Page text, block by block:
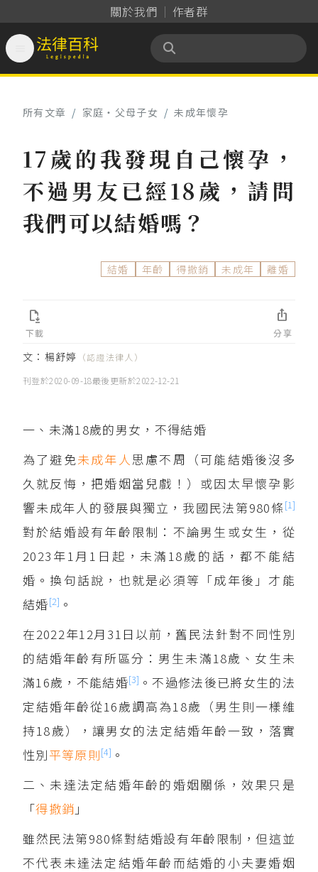
關於我們 作者群
法律百科 Legispedia
所有文章 / 家庭‧父母子女 / 未成年懷孕
17歲的我發現自己懷孕，
不過男友已經18歲，請問
我們可以結婚嗎？
結婚 年齡 得撤銷 未成年 離婚
文： 楊舒婷
（認證法律人）
刊登於2020-09-18最後更新於2022-12-21
一、未滿18歲的男女，不得結婚
為了避免未成年人 思慮不周（可能結婚後沒多
久就反悔，把婚姻當兒戲！）或因太早懷孕影
響未成年人的發展與獨立，我國民法第980條 [1]
對於結婚設有年齡限制：不論男生或女生，從
2023年1月1日起，未滿18歲的話，都不能結
婚。換句話說，也就是必須等「成年後」才能
結婚[2] 。
在2022年12月31日以前，舊民法針對不同性別
的結婚年齡有所區分：男生未滿18歲、女生未
滿16歲，不能結婚[3] 。不過修法後已將女生的法
定結婚年齡從16歲調高為18歲（男生則一樣維
持18歲），讓男女的法定結婚年齡一致，落實
性別平等原則[4] 。
二、未達法定結婚年齡的婚姻關係，效果只是
「得撤銷 」
雖然民法第980條對結婚設有年齡限制，但這並
不代表未達法定結婚年齡而結婚的小夫妻婚姻
下載

分享
